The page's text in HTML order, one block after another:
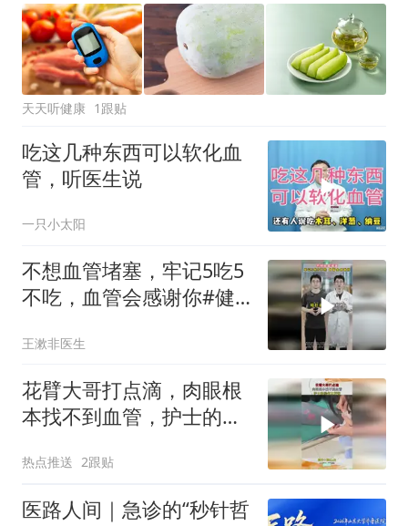
天天听健康 1跟贴
吃这几种东西可以软化血
管，听医生说
一只小太阳
不想血管堵塞，牢记5吃5
不吃，血管会感谢你#健
王漱非医生
花臂大哥打点滴，肉眼根
本找不到血管，护士的操
热点推送 2跟贴
医路人间｜急诊的“秒针哲